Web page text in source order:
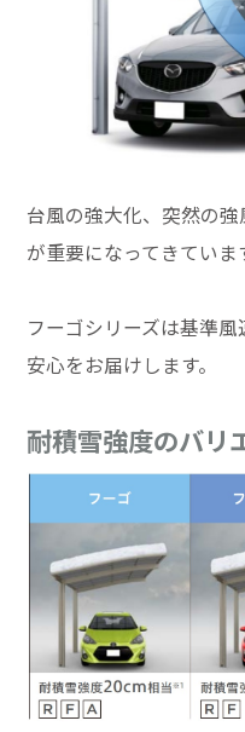
台風の強大化、突然の
が重要になってきていま
フーゴシリーズは基準
安心をお届けします。
耐積雪強度のバリ